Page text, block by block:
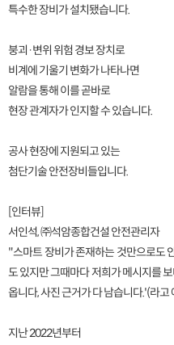
특수한 장비가 설치됐습니다.
붕괴·변위 위험 경보 장치로
비계에 기울기 변화가 나타나면
알람을 통해 이를 곧바로
현장 관계자가 인지할 수 있습니다.
공사 현장에 지원되고 있는
첨단기술 안전장비들입니다.
[인터뷰]
서인석, ㈜석암종합건설 안전관리자
"스마트 장비가 존재하는 것만으로도
도 있지만 그때마다 저희가 메시지를
옵니다, 사진 근거가 다 남습니다.'(라고
지난 2022년부터